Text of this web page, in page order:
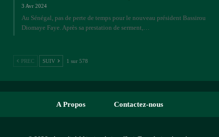
3 Avr 2024
Au Sénégal, pas de perte de temps pour le nouveau président Bassirou
Diomaye Faye. Après sa prestation de serment,…
PREC SUIV 1 sur 578
A Propos Contactez-nous